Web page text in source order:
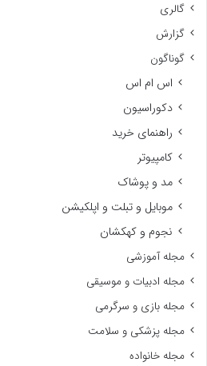
گالری
گزارش
گوناگون
اس ام اس
دکوراسیون
راهنمای خرید
کامپیوتر
مد و پوشاک
موبایل و تبلت و اپلکیشن
نجوم و کهکشان
مجله آموزشی
مجله ادبیات و موسیقی
مجله بازی و سرگرمی
مجله پزشکی و سلامت
مجله خانواده